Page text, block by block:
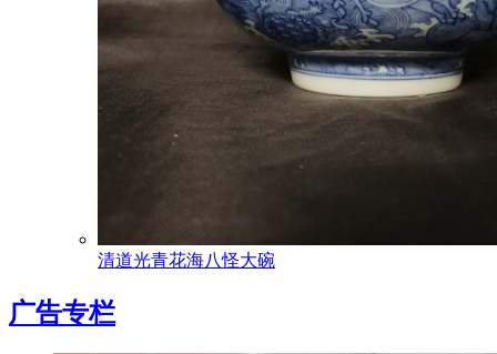
清道光青花海八怪大碗
广告专栏